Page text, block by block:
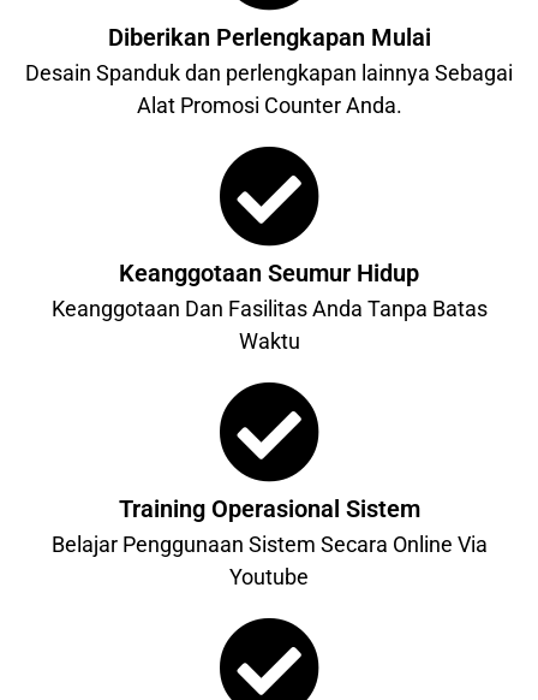
Diberikan Perlengkapan Mulai
Desain Spanduk dan perlengkapan lainnya Sebagai
Alat Promosi Counter Anda.
Keanggotaan Seumur Hidup
Keanggotaan Dan Fasilitas Anda Tanpa Batas
Waktu
Training Operasional Sistem
Belajar Penggunaan Sistem Secara Online Via
Youtube